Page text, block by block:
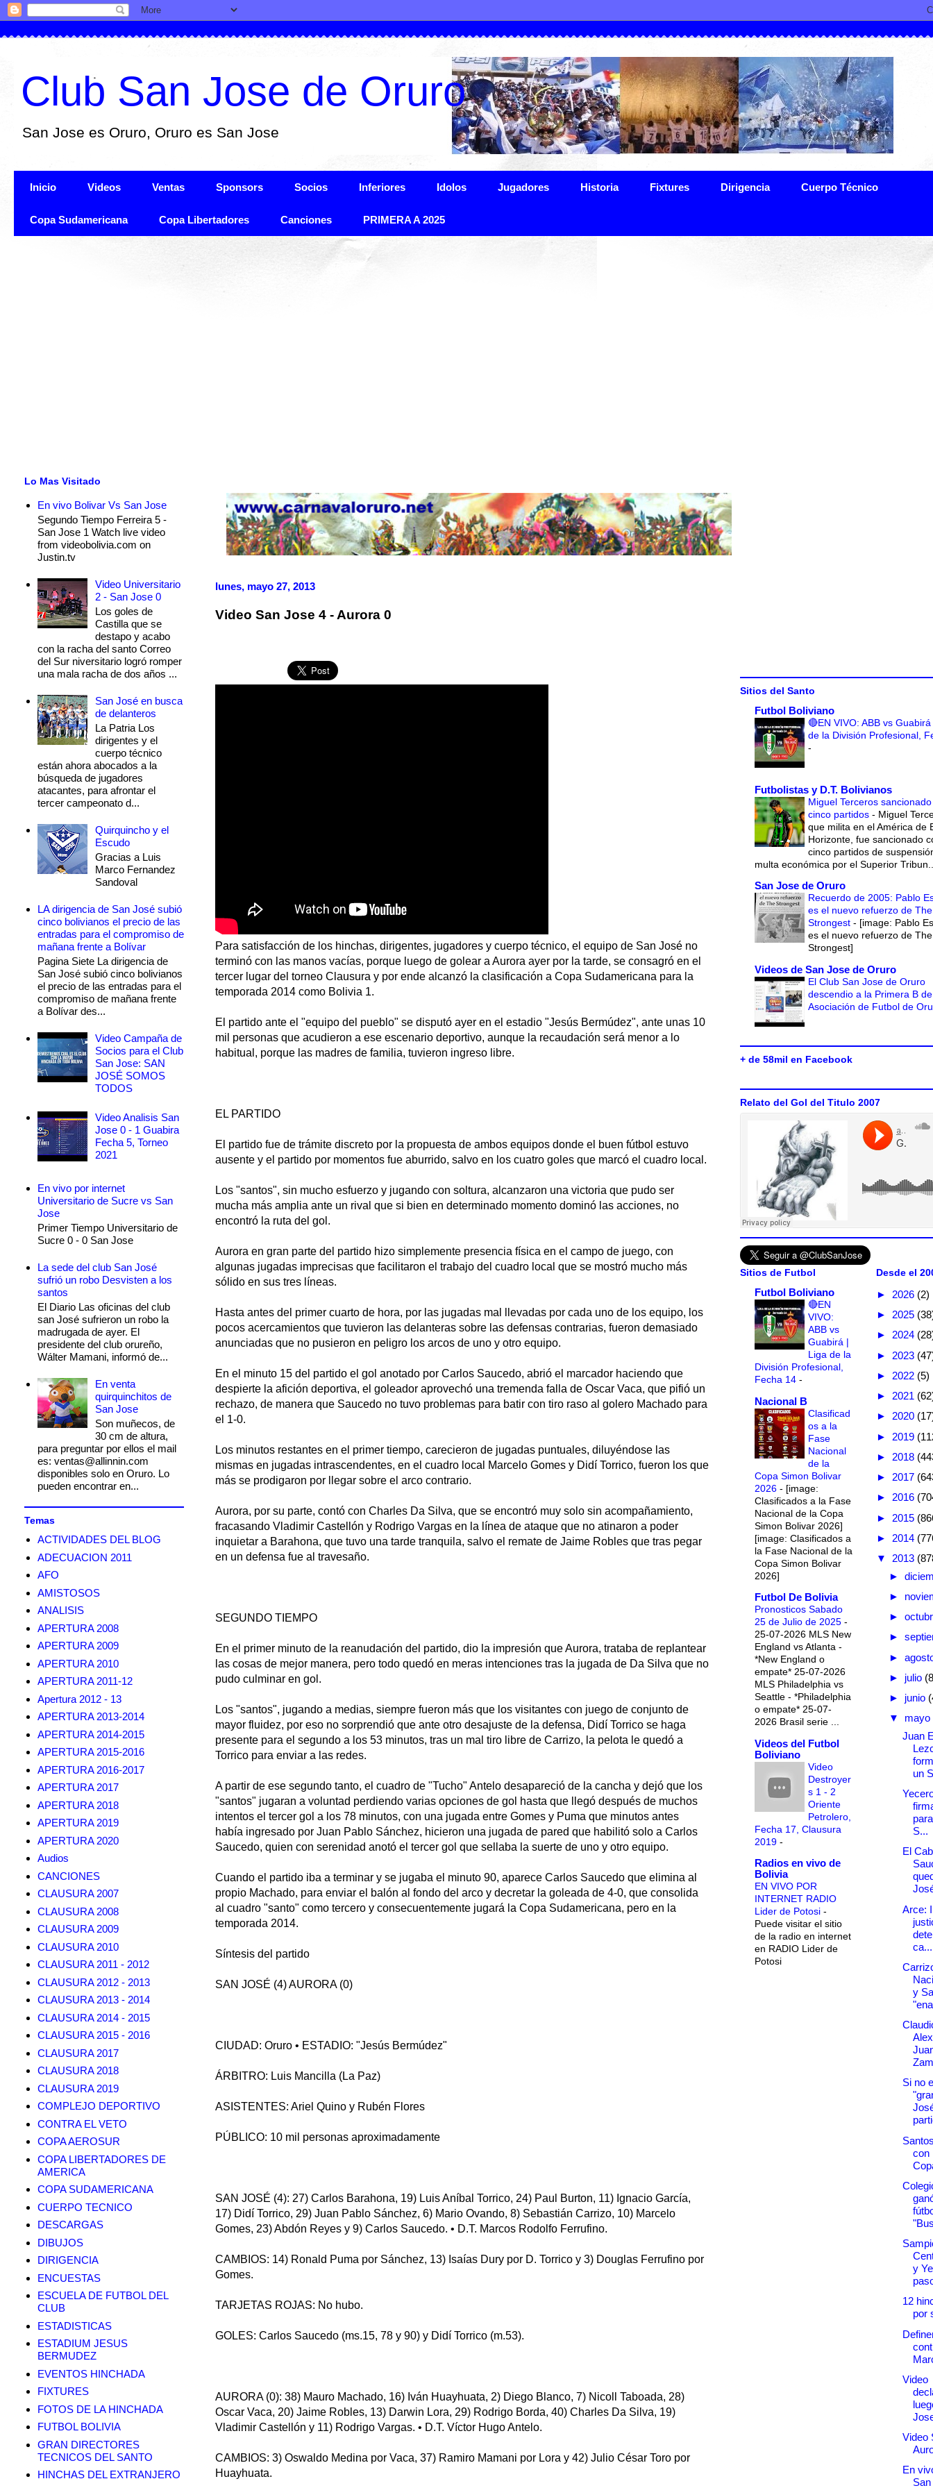
Club San Jose de Oruro
San Jose es Oruro, Oruro es San Jose
Inicio Videos Ventas Sponsors Socios Inferiores Idolos Jugadores Historia Fixtures Dirigencia Cuerpo Técnico
Copa Sudamericana Copa Libertadores Canciones PRIMERA A 2025
lunes, mayo 27, 2013
Video San Jose 4 - Aurora 0
Para satisfacción de los hinchas, dirigentes, jugadores y cuerpo técnico, el equipo de San José no
terminó con las manos vacías, porque luego de golear a Aurora ayer por la tarde, se consagró en el
tercer lugar del torneo Clausura y por ende alcanzó la clasificación a Copa Sudamericana para la
temporada 2014 como Bolivia 1.
El partido ante el "equipo del pueblo" se disputó ayer en el estadio "Jesús Bermúdez", ante unas 10
mil personas que acudieron a ese escenario deportivo, aunque la recaudación será menor a lo
habitual, porque las madres de familia, tuvieron ingreso libre.
EL PARTIDO
El partido fue de trámite discreto por la propuesta de ambos equipos donde el buen fútbol estuvo
ausente y el partido por momentos fue aburrido, salvo en los cuatro goles que marcó el cuadro local.
Los "santos", sin mucho esfuerzo y jugando con soltura, alcanzaron una victoria que pudo ser
mucha más amplia ante un rival que si bien en determinado momento dominó las acciones, no
encontró la ruta del gol.
Aurora en gran parte del partido hizo simplemente presencia física en el campo de juego, con
algunas jugadas imprecisas que facilitaron el trabajo del cuadro local que se mostró mucho más
sólido en sus tres líneas.
Hasta antes del primer cuarto de hora, por las jugadas mal llevadas por cada uno de los equipo, los
pocos acercamientos que tuvieron las delanteras sobre las defensas contrarias, fueron demasiado
anunciadas que no pusieron en peligro los arcos de uno y otro equipo.
En el minuto 15 del partido el gol anotado por Carlos Saucedo, abrió el marcador haciendo que
despierte la afición deportiva, el goleador aprovechó una tremenda falla de Oscar Vaca, que pifió un
rechazo, de manera que Saucedo no tuvo problemas para batir con tiro raso al golero Machado para
el 1-0.
Los minutos restantes en el primer tiempo, carecieron de jugadas puntuales, diluyéndose las
mismas en jugadas intrascendentes, en el cuadro local Marcelo Gomes y Didí Torrico, fueron los que
más se prodigaron por llegar sobre el arco contrario.
Aurora, por su parte, contó con Charles Da Silva, que se encontró muy solo sin acompañamiento,
fracasando Vladimir Castellón y Rodrigo Vargas en la línea de ataque que no atinaron a poder
inquietar a Barahona, que tuvo una tarde tranquila, salvo el remate de Jaime Robles que tras pegar
en un defensa fue al travesaño.
SEGUNDO TIEMPO
En el primer minuto de la reanudación del partido, dio la impresión que Aurora, trataba de replantear
las cosas de mejor manera, pero todo quedó en meras intenciones tras la jugada de Da Silva que no
pudo culminar en gol.
Los "santos", jugando a medias, siempre fueron más que los visitantes con juego de conjunto de
mayor fluidez, por eso no sorprendió que ante otro desajuste de la defensa, Didí Torrico se haga
presente para el segundo a los 53 minutos, tras un mal tiro libre de Carrizo, la pelota le quedó a
Torrico para enviar a las redes.
A partir de ese segundo tanto, el cuadro de "Tucho" Antelo desapareció de la cancha y dejó que los
"santos" jugaran a voluntad perdiendo varias opciones de gol hasta que llegó después de muchos
intentos el tercer gol a los 78 minutos, con una jugada entre Gomes y Puma que minutos antes
había ingresado por Juan Pablo Sánchez, hicieron una jugada de pared que habilitó solo a Carlos
Saucedo, quien con serenidad anotó el tercer gol que sellaba la suerte de uno y otro equipo.
Cuando el partido iba a terminar y se jugaba el minuto 90, aparece Carlos Saucedo que elimina al
propio Machado, para enviar el balón al fondo del arco y decretar la goleada de 4-0, que consolida
al cuadro "santo" como tercero y consecuentemente jugará la Copa Sudamericana, pero en la
temporada 2014.
Síntesis del partido
SAN JOSÉ (4) AURORA (0)
CIUDAD: Oruro • ESTADIO: "Jesús Bermúdez"
ÁRBITRO: Luis Mancilla (La Paz)
ASISTENTES: Ariel Quino y Rubén Flores
PÚBLICO: 10 mil personas aproximadamente
SAN JOSÉ (4): 27) Carlos Barahona, 19) Luis Aníbal Torrico, 24) Paul Burton, 11) Ignacio García,
17) Didí Torrico, 29) Juan Pablo Sánchez, 6) Mario Ovando, 8) Sebastián Carrizo, 10) Marcelo
Gomes, 23) Abdón Reyes y 9) Carlos Saucedo. • D.T. Marcos Rodolfo Ferrufino.
CAMBIOS: 14) Ronald Puma por Sánchez, 13) Isaías Dury por D. Torrico y 3) Douglas Ferrufino por
Gomes.
TARJETAS ROJAS: No hubo.
GOLES: Carlos Saucedo (ms.15, 78 y 90) y Didí Torrico (m.53).
AURORA (0): 38) Mauro Machado, 16) Iván Huayhuata, 2) Diego Blanco, 7) Nicoll Taboada, 28)
Oscar Vaca, 20) Jaime Robles, 13) Darwin Lora, 29) Rodrigo Borda, 40) Charles Da Silva, 19)
Vladimir Castellón y 11) Rodrigo Vargas. • D.T. Víctor Hugo Antelo.
CAMBIOS: 3) Oswaldo Medina por Vaca, 37) Ramiro Mamani por Lora y 42) Julio César Toro por
Huayhuata.
Lo Mas Visitado
En vivo Bolivar Vs San Jose
Segundo Tiempo Ferreira 5 -
San Jose 1 Watch live video
from videobolivia.com on
Justin.tv
Video Universitario
2 - San Jose 0
Los goles de
Castilla que se
destapo y acabo
con la racha del santo Correo
del Sur niversitario logró romper
una mala racha de dos años ...
San José en busca
de delanteros
La Patria Los
dirigentes y el
cuerpo técnico
están ahora abocados a la
búsqueda de jugadores
atacantes, para afrontar el
tercer campeonato d...
Quirquincho y el
Escudo
Gracias a Luis
Marco Fernandez
Sandoval
LA dirigencia de San José subió
cinco bolivianos el precio de las
entradas para el compromiso de
mañana frente a Bolívar
Pagina Siete La dirigencia de
San José subió cinco bolivianos
el precio de las entradas para el
compromiso de mañana frente
a Bolívar des...
Video Campaña de
Socios para el Club
San Jose: SAN
JOSÉ SOMOS
TODOS
Video Analisis San
Jose 0 - 1 Guabira
Fecha 5, Torneo
2021
En vivo por internet
Universitario de Sucre vs San
Jose
Primer Tiempo Universitario de
Sucre 0 - 0 San Jose
La sede del club San José
sufrió un robo Desvisten a los
santos
El Diario Las oficinas del club
san José sufrieron un robo la
madrugada de ayer. El
presidente del club orureño,
Wálter Mamani, informó de...
En venta
quirquinchitos de
San Jose
Son muñecos, de
30 cm de altura,
para preguntar por ellos el mail
es: ventas@allinnin.com
disponibles solo en Oruro. Lo
pueden encontrar en...
Temas
ACTIVIDADES DEL BLOG
ADECUACION 2011
AFO
AMISTOSOS
ANALISIS
APERTURA 2008
APERTURA 2009
APERTURA 2010
APERTURA 2011-12
Apertura 2012 - 13
APERTURA 2013-2014
APERTURA 2014-2015
APERTURA 2015-2016
APERTURA 2016-2017
APERTURA 2017
APERTURA 2018
APERTURA 2019
APERTURA 2020
Audios
CANCIONES
CLAUSURA 2007
CLAUSURA 2008
CLAUSURA 2009
CLAUSURA 2010
CLAUSURA 2011 - 2012
CLAUSURA 2012 - 2013
CLAUSURA 2013 - 2014
CLAUSURA 2014 - 2015
CLAUSURA 2015 - 2016
CLAUSURA 2017
CLAUSURA 2018
CLAUSURA 2019
COMPLEJO DEPORTIVO
CONTRA EL VETO
COPA AEROSUR
COPA LIBERTADORES DE
AMERICA
COPA SUDAMERICANA
CUERPO TECNICO
DESCARGAS
DIBUJOS
DIRIGENCIA
ENCUESTAS
ESCUELA DE FUTBOL DEL
CLUB
ESTADISTICAS
ESTADIUM JESUS
BERMUDEZ
EVENTOS HINCHADA
FIXTURES
FOTOS DE LA HINCHADA
FUTBOL BOLIVIA
GRAN DIRECTORES
TECNICOS DEL SANTO
HINCHAS DEL EXTRANJERO
Sitios del Santo
Futbol Boliviano
🔴EN VIVO: ABB vs
de la División Profesional,
-
Futbolistas y D.T. Bolivianos
Miguel Terceros
cinco partidos - Miguel
que milita en el América de
Horizonte, fue sancionado
cinco partidos de
multa económica por el Superior
San Jose de Oruro
Recuerdo de 2005: Pablo
es el nuevo refuerzo de The
Strongest - [image: Pablo
es el nuevo refuerzo de The
Strongest]
Videos de San Jose de Oruro
El Club San Jose de Oruro
descendio a la Primera B
Asociación de Futbol de
+ de 58mil en Facebook
Relato del Gol del Titulo 2007
Sitios de Futbol
Futbol Boliviano
🔴EN
VIVO:
ABB vs
Guabirá |
Liga de la
División Profesional,
Fecha 14 -
Nacional B
Clasificad
os a la
Fase
Nacional
de la
Copa Simon Bolivar
2026 - [image:
Clasificados a la Fase
Nacional de la Copa
Simon Bolivar 2026]
[image: Clasificados a
la Fase Nacional de la
Copa Simon Bolivar
2026]
Futbol De Bolivia
Pronosticos Sabado
25 de Julio de 2025 -
25-07-2026 MLS New
England vs Atlanta -
*New England o
empate* 25-07-2026
MLS Philadelphia vs
Seattle - *Philadelphia
o empate* 25-07-
2026 Brasil serie ...
Videos del Futbol
Boliviano
Video
Destroyer
s 1 - 2
Oriente
Petrolero,
Fecha 17, Clausura
2019 -
Radios en vivo de
Bolivia
EN VIVO POR
INTERNET RADIO
Lider de Potosi -
Puede visitar el sitio
de la radio en internet
en RADIO Lider de
Potosi
Desde el
► 2026 (2)
► 2025
► 2024
► 2023
► 2022 (5)
► 2021
► 2020
► 2019
► 2018
► 2017
► 2016
► 2015
► 2014
▼ 2013
►
►
►
►
►
► julio
► junio
▼ mayo
Juan
un
S...
El
Arce:
ca...
y
Si no
con
y
12
por
Video
Video
En